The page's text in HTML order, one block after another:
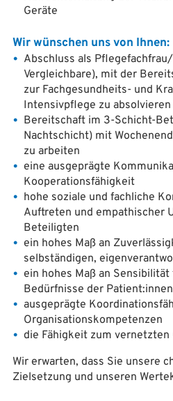
Geräte
Wir wünschen uns von Ihnen:
Abschluss als
Vergleichbare), mit der
zur Fachgesundheits- und
Intensivpflege zu
Bereitschaft im 3-Schicht-
Nachtschicht) mit
zu arbeiten
eine ausgeprägte
Kooperationsfähigkeit
hohe soziale und fachliche
Auftreten und empathischer
Beteiligten
ein hohes Maß an
selbständigen,
ein hohes Maß an
Bedürfnisse der Patient:innen
ausgeprägte
Organisationskompetenzen
die Fähigkeit zum vernetzten
Wir erwarten, dass Sie unsere
Zielsetzung und unseren